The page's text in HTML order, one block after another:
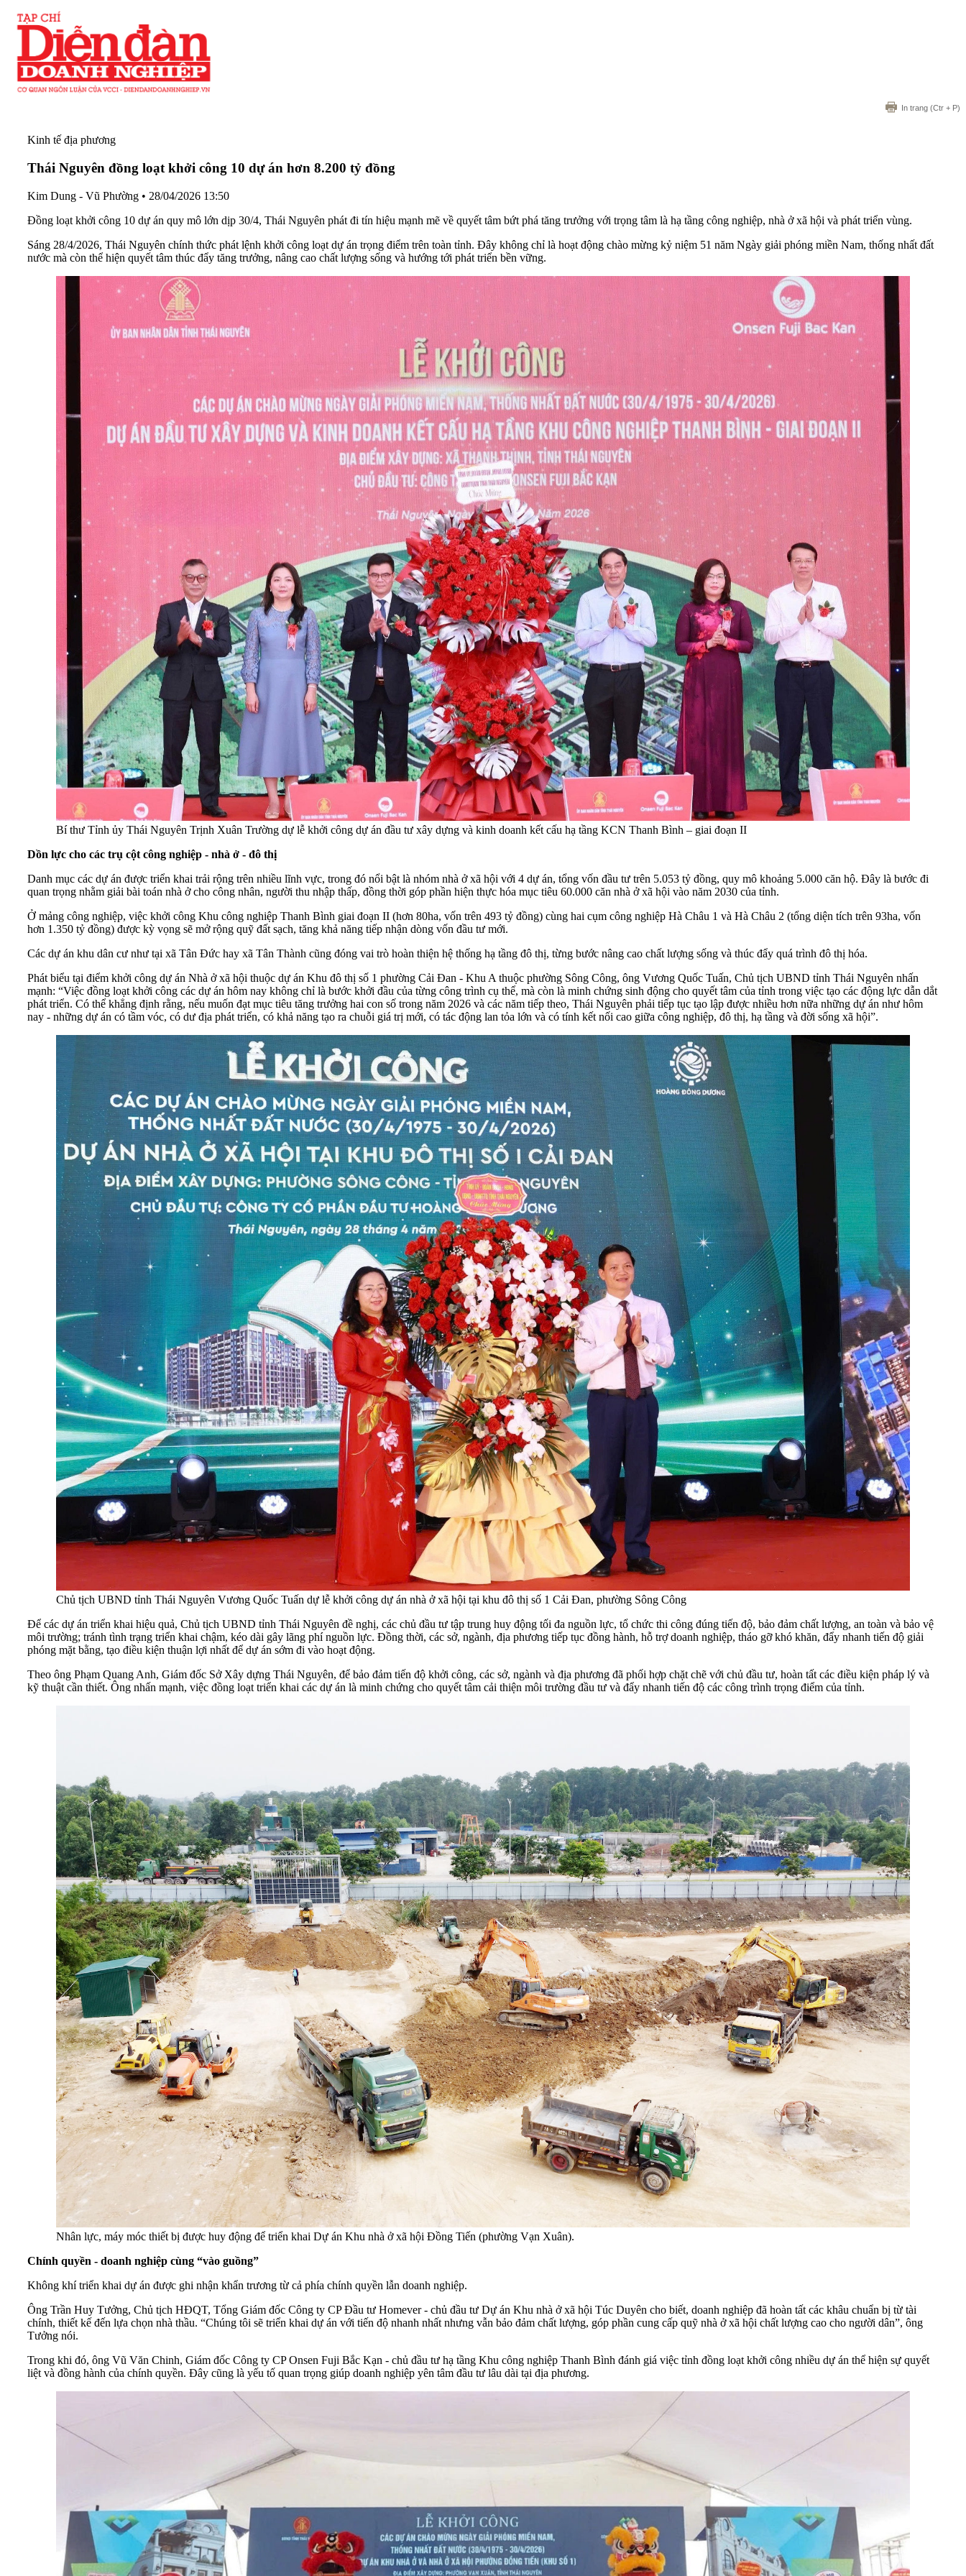
In trang (Ctr + P)
Kinh tế địa phương
Thái Nguyên đồng loạt khởi công 10 dự án hơn 8.200 tỷ đồng
Kim Dung - Vũ Phường • 28/04/2026 13:50
Đồng loạt khởi công 10 dự án quy mô lớn dịp 30/4, Thái Nguyên phát đi tín hiệu mạnh mẽ về quyết tâm bứt phá tăng trưởng với trọng tâm là hạ tầng công nghiệp, nhà ở xã hội và phát triển vùng.
Sáng 28/4/2026, Thái Nguyên chính thức phát lệnh khởi công loạt dự án trọng điểm trên toàn tỉnh. Đây không chỉ là hoạt động chào mừng kỷ niệm 51 năm Ngày giải phóng miền Nam, thống nhất đất
nước mà còn thể hiện quyết tâm thúc đẩy tăng trưởng, nâng cao chất lượng sống và hướng tới phát triển bền vững.
Bí thư Tỉnh ủy Thái Nguyên Trịnh Xuân Trường dự lễ khởi công dự án đầu tư xây dựng và kinh doanh kết cấu hạ tầng KCN Thanh Bình – giai đoạn II
Dồn lực cho các trụ cột công nghiệp - nhà ở - đô thị
Danh mục các dự án được triển khai trải rộng trên nhiều lĩnh vực, trong đó nổi bật là nhóm nhà ở xã hội với 4 dự án, tổng vốn đầu tư trên 5.053 tỷ đồng, quy mô khoảng 5.000 căn hộ. Đây là bước đi
quan trọng nhằm giải bài toán nhà ở cho công nhân, người thu nhập thấp, đồng thời góp phần hiện thực hóa mục tiêu 60.000 căn nhà ở xã hội vào năm 2030 của tỉnh.
Ở mảng công nghiệp, việc khởi công Khu công nghiệp Thanh Bình giai đoạn II (hơn 80ha, vốn trên 493 tỷ đồng) cùng hai cụm công nghiệp Hà Châu 1 và Hà Châu 2 (tổng diện tích trên 93ha, vốn
hơn 1.350 tỷ đồng) được kỳ vọng sẽ mở rộng quỹ đất sạch, tăng khả năng tiếp nhận dòng vốn đầu tư mới.
Các dự án khu dân cư như tại xã Tân Đức hay xã Tân Thành cũng đóng vai trò hoàn thiện hệ thống hạ tầng đô thị, từng bước nâng cao chất lượng sống và thúc đẩy quá trình đô thị hóa.
Phát biểu tại điểm khởi công dự án Nhà ở xã hội thuộc dự án Khu đô thị số 1 phường Cải Đan - Khu A thuộc phường Sông Công, ông Vương Quốc Tuấn, Chủ tịch UBND tỉnh Thái Nguyên nhấn
mạnh: “Việc đồng loạt khởi công các dự án hôm nay không chỉ là bước khởi đầu của từng công trình cụ thể, mà còn là minh chứng sinh động cho quyết tâm của tỉnh trong việc tạo các động lực dẫn dắt
phát triển. Có thể khẳng định rằng, nếu muốn đạt mục tiêu tăng trưởng hai con số trong năm 2026 và các năm tiếp theo, Thái Nguyên phải tiếp tục tạo lập được nhiều hơn nữa những dự án như hôm
nay - những dự án có tầm vóc, có dư địa phát triển, có khả năng tạo ra chuỗi giá trị mới, có tác động lan tỏa lớn và có tính kết nối cao giữa công nghiệp, đô thị, hạ tầng và đời sống xã hội”.
Chủ tịch UBND tỉnh Thái Nguyên Vương Quốc Tuấn dự lễ khởi công dự án nhà ở xã hội tại khu đô thị số 1 Cải Đan, phường Sông Công
Để các dự án triển khai hiệu quả, Chủ tịch UBND tỉnh Thái Nguyên đề nghị, các chủ đầu tư tập trung huy động tối đa nguồn lực, tổ chức thi công đúng tiến độ, bảo đảm chất lượng, an toàn và bảo vệ
môi trường; tránh tình trạng triển khai chậm, kéo dài gây lãng phí nguồn lực. Đồng thời, các sở, ngành, địa phương tiếp tục đồng hành, hỗ trợ doanh nghiệp, tháo gỡ khó khăn, đẩy nhanh tiến độ giải
phóng mặt bằng, tạo điều kiện thuận lợi nhất để dự án sớm đi vào hoạt động.
Theo ông Phạm Quang Anh, Giám đốc Sở Xây dựng Thái Nguyên, để bảo đảm tiến độ khởi công, các sở, ngành và địa phương đã phối hợp chặt chẽ với chủ đầu tư, hoàn tất các điều kiện pháp lý và
kỹ thuật cần thiết. Ông nhấn mạnh, việc đồng loạt triển khai các dự án là minh chứng cho quyết tâm cải thiện môi trường đầu tư và đẩy nhanh tiến độ các công trình trọng điểm của tỉnh.
Nhân lực, máy móc thiết bị được huy động để triển khai Dự án Khu nhà ở xã hội Đồng Tiến (phường Vạn Xuân).
Chính quyền - doanh nghiệp cùng “vào guồng”
Không khí triển khai dự án được ghi nhận khẩn trương từ cả phía chính quyền lẫn doanh nghiệp.
Ông Trần Huy Tưởng, Chủ tịch HĐQT, Tổng Giám đốc Công ty CP Đầu tư Homever - chủ đầu tư Dự án Khu nhà ở xã hội Túc Duyên cho biết, doanh nghiệp đã hoàn tất các khâu chuẩn bị từ tài
chính, thiết kế đến lựa chọn nhà thầu. “Chúng tôi sẽ triển khai dự án với tiến độ nhanh nhất nhưng vẫn bảo đảm chất lượng, góp phần cung cấp quỹ nhà ở xã hội chất lượng cao cho người dân”, ông
Tưởng nói.
Trong khi đó, ông Vũ Văn Chinh, Giám đốc Công ty CP Onsen Fuji Bắc Kạn - chủ đầu tư hạ tầng Khu công nghiệp Thanh Bình đánh giá việc tỉnh đồng loạt khởi công nhiều dự án thể hiện sự quyết
liệt và đồng hành của chính quyền. Đây cũng là yếu tố quan trọng giúp doanh nghiệp yên tâm đầu tư lâu dài tại địa phương.